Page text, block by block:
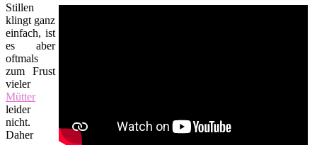
Stillen
klingt ganz
einfach, ist
es aber
oftmals
zum Frust
vieler
Mütter
leider
nicht.
Daher